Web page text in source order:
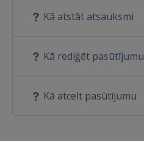
Kā atstāt atsauksmi
Kā rediģēt pasūtījumu
Kā atcelt pasūtījumu